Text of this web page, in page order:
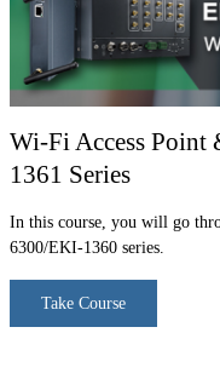
Wi-Fi Access
1361 Series
In this course, you will go
6300/EKI-1360 series.
Take Course